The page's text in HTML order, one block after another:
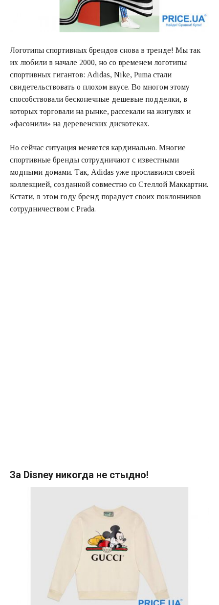
Логотипы спортивных брендов снова в тренде! Мы так
их любили в начале 2000, но со временем логотипы
спортивных гигантов: Adidas, Nike, Puma стали
свидетельствовать о плохом вкусе. Во многом этому
способствовали бесконечные дешевые подделки, в
которых торговали на рынке, рассекали на жигулях и
«фасонили» на деревенских дискотеках.
Но сейчас ситуация меняется кардинально. Многие
спортивные бренды сотрудничают с известными
модными домами. Так, Adidas уже прославился своей
коллекцией, созданной совместно со Стеллой Маккартни.
Кстати, в этом году бренд порадует своих поклонников
сотрудничеством с Prada.
За Disney никогда не стыдно!